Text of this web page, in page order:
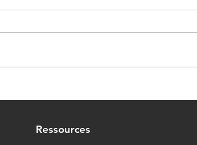
Produit: un levier vers plus
durabilitéRessources